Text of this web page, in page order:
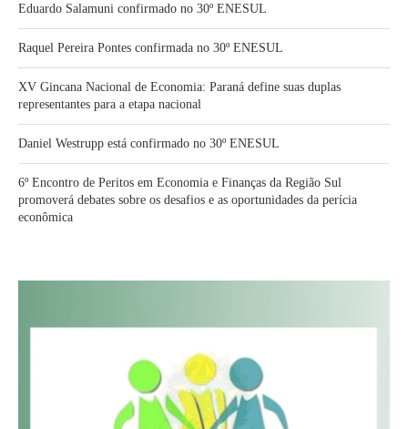
Eduardo Salamuni confirmado no 30º ENESUL
Raquel Pereira Pontes confirmada no 30º ENESUL
XV Gincana Nacional de Economia: Paraná define suas duplas
representantes para a etapa nacional
Daniel Westrupp está confirmado no 30º ENESUL
6º Encontro de Peritos em Economia e Finanças da Região Sul
promoverá debates sobre os desafios e as oportunidades da perícia
econômica